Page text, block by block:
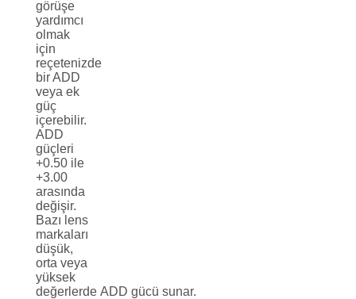
görüşe
yardımcı
olmak
için
reçetenizde
bir ADD
veya ek
güç
içerebilir.
ADD
güçleri
+0.50 ile
+3.00
arasında
değişir.
Bazı lens
markaları
düşük,
orta veya
yüksek
değerlerde ADD gücü sunar.